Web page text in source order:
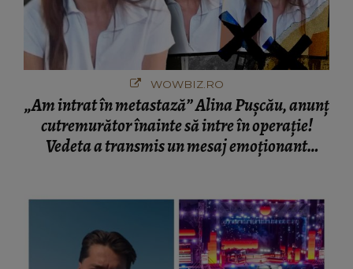
WOWBIZ.RO
„Am intrat în metastază” Alina Pușcău, anunț
cutremurător înainte să intre în operație!
Vedeta a transmis un mesaj emoționant